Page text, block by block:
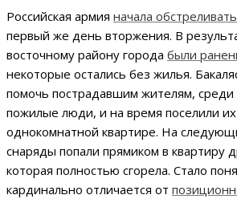
Российская армия начала обстреливать
первый же день вторжения. В
восточному району города были
некоторые остались без жилья.
помочь пострадавшим жителям,
пожилые люди, и на время поселили их
однокомнатной квартире. На
снаряды попали прямиком в квартиру
которая полностью сгорела. Стало
кардинально отличается от